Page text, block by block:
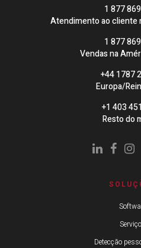
1 877
Atendimento ao cliente
1 877
Vendas na
+44 1787
Europa/
+1 403
Resto do
Detecção